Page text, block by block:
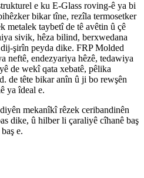
e ku E-Glass roving-ê ya bi
bikar tîne, rezîla termosetker
metalek taybetî de tê avêtin û çê
sivik, hêza bilind, berxwedana
şirîn peyda dike. FRP Molded
neftê, endezyariya hêzê, tedawiya
de wekî qata xebatê, pêlika
de tête bikar anîn û ji bo rewşên
ya îdeal e.
mekanîkî rêzek ceribandinên
dike, û hilber li çaraliyê cîhanê baş
e.